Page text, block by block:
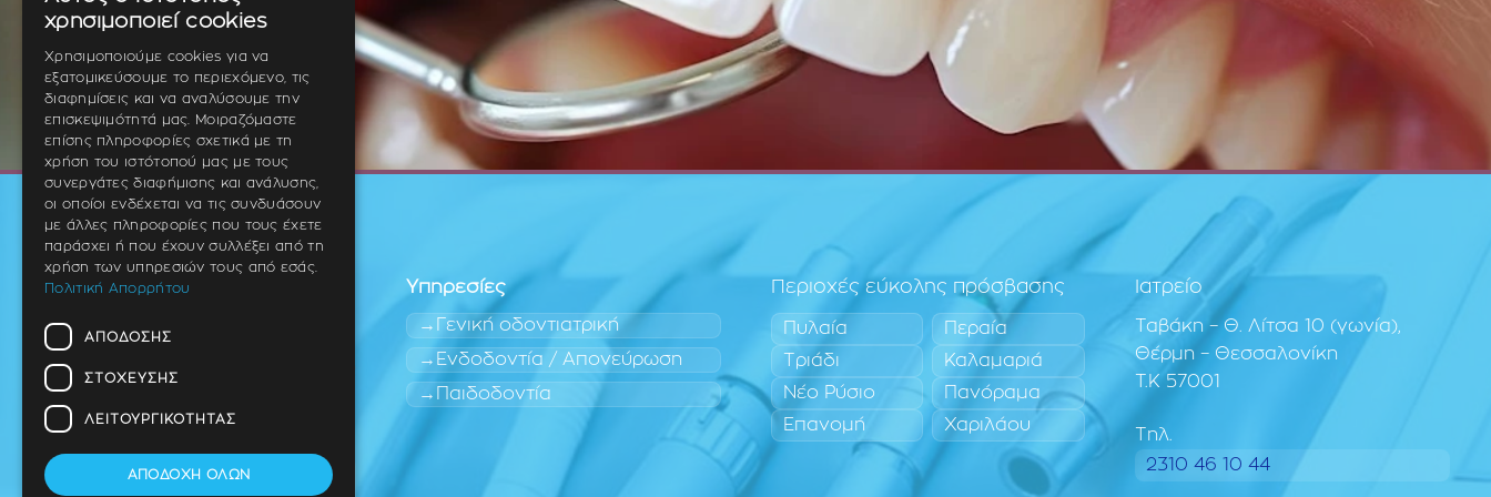
Οδοντίατρος Θέρμη (Ανατολική
Υπηρεσίες
Γενική οδοντιατρική
Ενδοδοντία / Απονεύρωση
Παιδοδοντία
Περιοχές εύκολης πρόσβασης
Πυλαία
Τριάδι
Νέο Ρύσιο
Επανομή
Περαία
Καλαμαριά
Πανόραμα
Χαριλάου
Ιατρείο
Ταβάκη – Θ. Λίτσα 10 (γωνία),
Θέρμη – Θεσσαλονίκη
T.K 57001
Τηλ.
2310 46 10 44
χρησιμοποιεί cookies
Χρησιμοποιούμε cookies για να
εξατομικεύσουμε το περιεχόμενο, τις
διαφημίσεις και να αναλύσουμε την
επισκεψιμότητά μας. Μοιραζόμαστε
επίσης πληροφορίες σχετικά με τη
χρήση του ιστότοπού μας με τους
συνεργάτες διαφήμισης και ανάλυσης,
οι οποίοι ενδέχεται να τις συνδυάσουν
με άλλες πληροφορίες που τους έχετε
παράσχει ή που έχουν συλλέξει από τη
χρήση των υπηρεσιών τους από εσάς.
Πολιτική Απορρήτου
ΑΠΌΔΟΣΗΣ
ΣΤΌΧΕΥΣΗΣ
ΛΕΙΤΟΥΡΓΙΚΌΤΗΤΑΣ
ΑΠΟΔΟΧΉ ΌΛΩΝ